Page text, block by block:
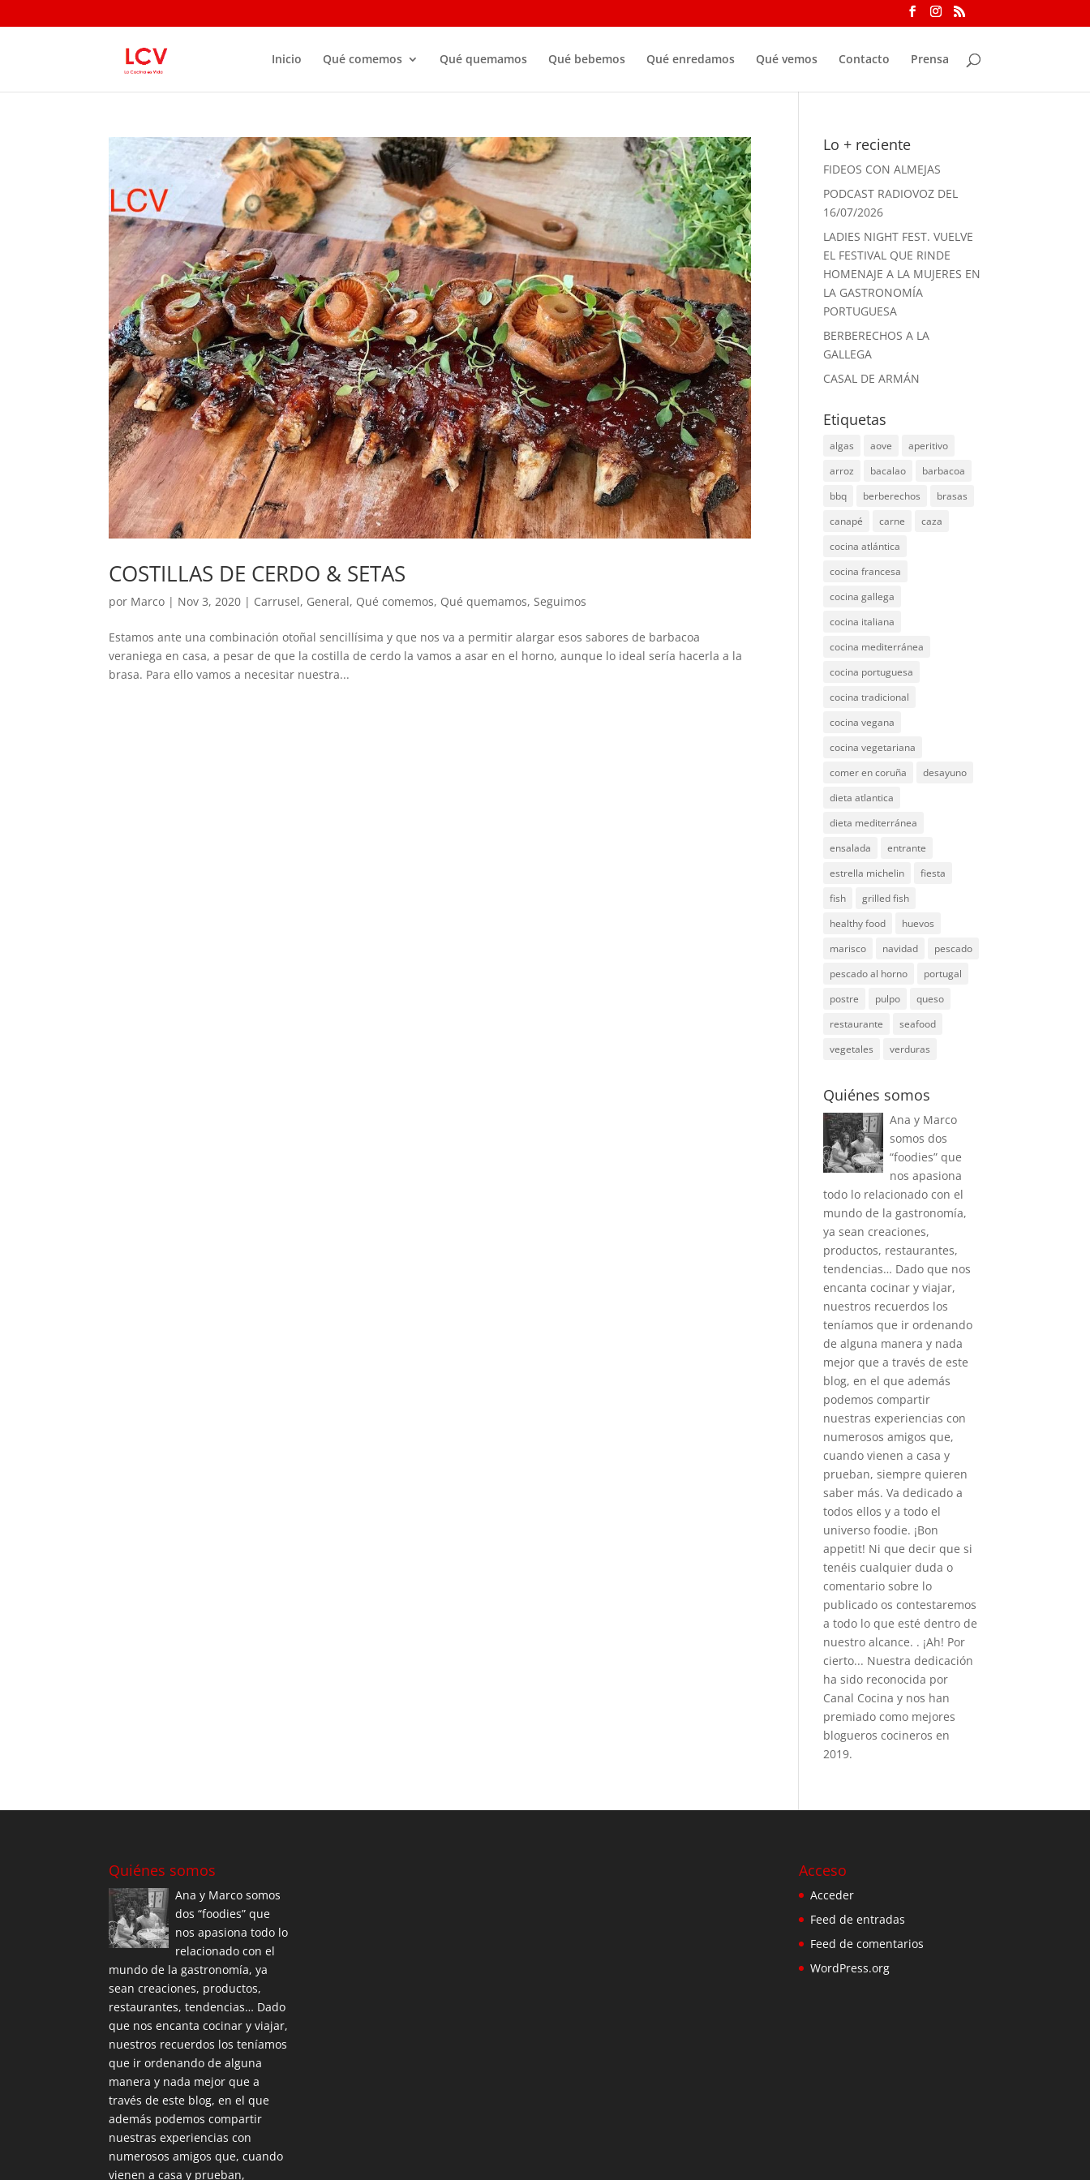
Inicio Qué comemos Qué quemamos Qué bebemos Qué enredamos Qué vemos Contacto Prensa
COSTILLAS DE CERDO & SETAS
por Marco | Nov 3, 2020 | Carrusel, General, Qué comemos, Qué quemamos, Seguimos
Estamos ante una combinación otoñal sencillísima y que nos va a permitir alargar esos sabores de barbacoa
veraniega en casa, a pesar de que la costilla de cerdo la vamos a asar en el horno, aunque lo ideal sería hacerla a la
brasa. Para ello vamos a necesitar nuestra...
Lo + reciente
FIDEOS CON ALMEJAS
PODCAST RADIOVOZ DEL
16/07/2026
LADIES NIGHT FEST. VUELVE
EL FESTIVAL QUE RINDE
HOMENAJE A LA MUJERES EN
LA GASTRONOMÍA
PORTUGUESA
BERBERECHOS A LA
GALLEGA
CASAL DE ARMÁN
Etiquetas
algas aove
aperitivo
arroz
bacalao
barbacoa
bbq
berberechos
brasas
canapé
carne
caza
cocina atlántica
cocina francesa
cocina gallega
cocina italiana
cocina mediterránea
cocina portuguesa
cocina tradicional
cocina vegana
cocina vegetariana
comer en coruña
desayuno
dieta atlantica
dieta mediterránea
ensalada
entrante
estrella michelin
fiesta
fish
grilled fish
healthy food
huevos
marisco
navidad
pescado
pescado al horno
portugal
postre
pulpo
queso
restaurante
seafood
vegetales
verduras
Quiénes somos
Ana y Marco
somos dos
“foodies” que
nos apasiona
todo lo relacionado con el
mundo de la gastronomía,
ya sean creaciones,
productos, restaurantes,
tendencias… Dado que nos
encanta cocinar y viajar,
nuestros recuerdos los
teníamos que ir ordenando
de alguna manera y nada
mejor que a través de este
blog, en el que además
podemos compartir
nuestras experiencias con
numerosos amigos que,
cuando vienen a casa y
prueban, siempre quieren
saber más. Va dedicado a
todos ellos y a todo el
universo foodie. ¡Bon
appetit! Ni que decir que si
tenéis cualquier duda o
comentario sobre lo
publicado os contestaremos
a todo lo que esté dentro de
nuestro alcance. . ¡Ah! Por
cierto... Nuestra dedicación
ha sido reconocida por
Canal Cocina y nos han
premiado como mejores
blogueros cocineros en
2019.
Quiénes somos
Ana y Marco somos
dos “foodies” que
nos apasiona todo lo
relacionado con el
mundo de la gastronomía, ya
sean creaciones, productos,
restaurantes, tendencias… Dado
que nos encanta cocinar y viajar,
nuestros recuerdos los teníamos
que ir ordenando de alguna
manera y nada mejor que a
través de este blog, en el que
además podemos compartir
nuestras experiencias con
numerosos amigos que, cuando
vienen a casa y prueban,
Acceso
Acceder
Feed de entradas
Feed de comentarios
WordPress.org